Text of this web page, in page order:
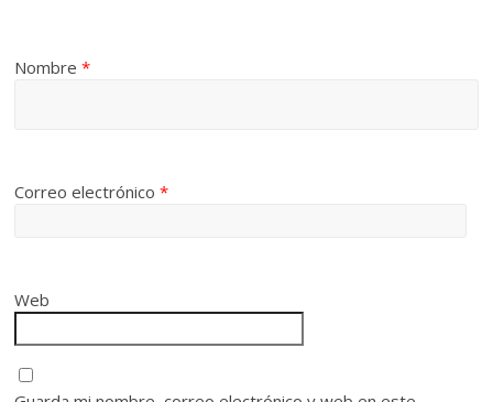
Nombre*
Correo electrónico*
Web